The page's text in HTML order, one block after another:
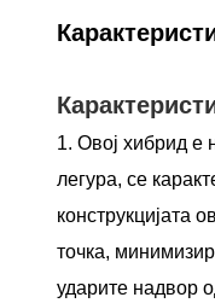
1. Овој хибрид е
легура, се
конструкцијата
точка,
ударите надвор